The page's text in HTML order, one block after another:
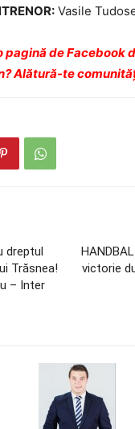
Vasile
pagină de Facebook
Alătură-te
dreptul
Trăsnea!
– Inter
victorie